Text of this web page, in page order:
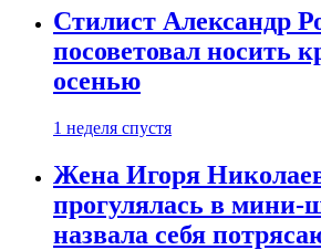
Стилист Александр
посоветовал носить
осенью
1 неделя спустя
Жена Игоря
прогулялась в мини-
назвала себя